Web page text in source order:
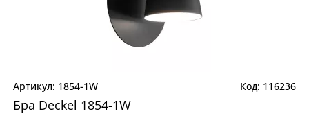
1854-1W 116236
Бра Deckel 1854-1W